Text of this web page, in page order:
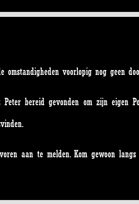
omstandigheden voorlopig nog geen
bereid gevonden om zijn eigen
aan te melden. Kom gewoon